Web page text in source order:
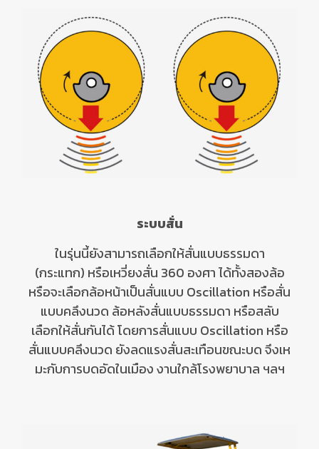
ระบบสั่น
ในรุ่นนี้ยังสามารถเลือกให้สั่นแบบธรรมดา
(กระแทก) หรือเหวี่ยงสั่น 360 องศา ได้ทั้งสองล้อ
หรือจะเลือกล้อหน้าเป็นสั่นแบบ Oscillation หรือสั่น
แบบคลึงนวด ล้อหลังสั่นแบบธรรมดา หรือสลับ
เลือกให้สั่นกันได้โดยการสั่นแบบ Oscillation หรือ
สั่นแบบคลึงนวด ยังลดแรงสั่นสะเทือนขณะบด จึงเห
มะกับการบดอัดในเมือง งานใกล้โรงพยาบาล ฯลฯ